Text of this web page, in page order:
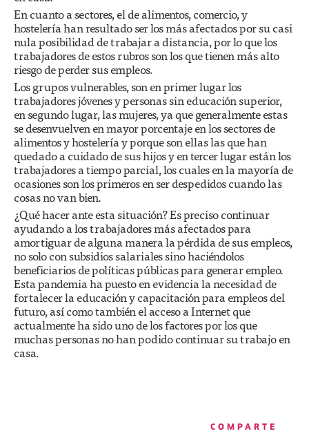
En cuanto a sectores, el de alimentos, comercio, y
hostelería han resultado ser los más afectados por su casi
nula posibilidad de trabajar a distancia, por lo que los
trabajadores de estos rubros son los que tienen más alto
riesgo de perder sus empleos.
Los grupos vulnerables, son en primer lugar los
trabajadores jóvenes y personas sin educación superior,
en segundo lugar, las mujeres, ya que generalmente estas
se desenvuelven en mayor porcentaje en los sectores de
alimentos y hostelería y porque son ellas las que han
quedado a cuidado de sus hijos y en tercer lugar están los
trabajadores a tiempo parcial, los cuales en la mayoría de
ocasiones son los primeros en ser despedidos cuando las
cosas no van bien.
¿Qué hacer ante esta situación? Es preciso continuar
ayudando a los trabajadores más afectados para
amortiguar de alguna manera la pérdida de sus empleos,
no solo con subsidios salariales sino haciéndolos
beneficiarios de políticas públicas para generar empleo.
Esta pandemia ha puesto en evidencia la necesidad de
fortalecer la educación y capacitación para empleos del
futuro, así como también el acceso a Internet que
actualmente ha sido uno de los factores por los que
muchas personas no han podido continuar su trabajo en
casa.
COMPARTE